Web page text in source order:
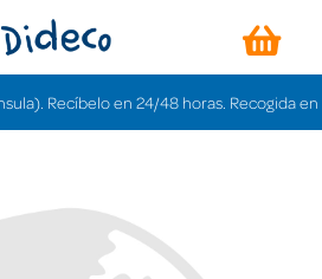
Recíbelo en 24/48 horas. Recogida en